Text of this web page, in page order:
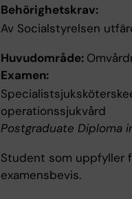
Behörighetskrav:
Av Socialstyrelsen
Huvudområde:
Examen:
operationssjukvård
Postgraduate Diploma
Student som uppfyller
examensbevis.